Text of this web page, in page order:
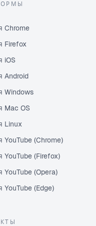
Chrome
Firefox
iOS
Android
Windows
Mac OS
Linux
YouTube (Chrome)
YouTube (Firefox)
YouTube (Opera)
YouTube (Edge)